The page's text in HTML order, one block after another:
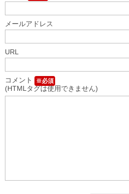
メールアドレス
URL
コメント ※必須
(HTMLタグは使用できません)